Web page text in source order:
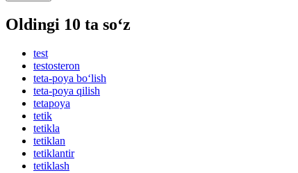
Oldingi 10 ta so‘z
test
testosteron
teta-poya bo‘lish
teta-poya qilish
tetapoya
tetik
tetikla
tetiklan
tetiklantir
tetiklash